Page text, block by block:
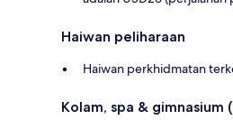
Haiwan peliharaan
Haiwan perkhidmatan
Kolam, spa & gimnasium